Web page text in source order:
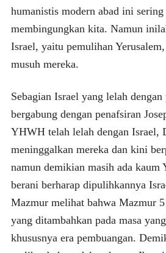
humanistis modern abad ini sering
membingungkan kita. Namun
Israel, yaitu pemulihan
musuh mereka.
Sebagian Israel yang lelah
bergabung dengan penafsiran
YHWH telah lelah dengan Israel,
meninggalkan mereka dan kini
namun demikian masih ada kaum
berani berharap dipulihkannya
Mazmur melihat bahwa Mazmur
yang ditambahkan pada masa
khususnya era pembuangan.